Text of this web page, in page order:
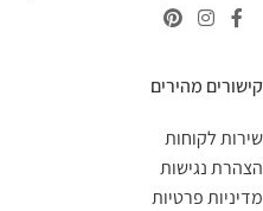
קישורים מהירים
שירות לקוחות
הצהרת נגישות
מדיניות פרטיות